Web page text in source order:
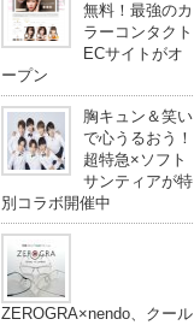
無料！最強のカ
ラーコンタクト
ECサイトがオ
ープン
胸キュン＆笑い
で心うるおう！
超特急×ソフト
サンティアが特
別コラボ開催中
ZEROGRA×nendo、クール